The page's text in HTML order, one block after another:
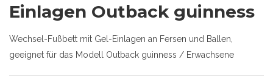
Einlagen Outback guinness
Wechsel-Fußbett mit Gel-Einlagen an Fersen und Ballen,
geeignet für das Modell Outback guinness / Erwachsene